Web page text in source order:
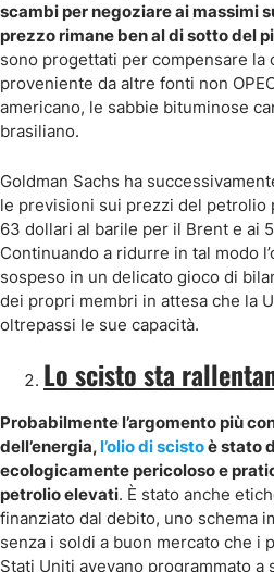
scambi per negoziare ai massimi
prezzo rimane ben al di sotto del
sono progettati per compensare
proveniente da altre fonti non
americano, le sabbie bituminose
brasiliano.
Goldman Sachs ha
le previsioni sui prezzi del petrolio
63 dollari al barile per il Brent e ai
Continuando a ridurre in tal modo
sospeso in un delicato gioco di
dei propri membri in attesa che la
oltrepassi le sue capacità.
Lo scisto sta
Probabilmente l’argomento più
dell’energia, l’olio di scistoè stato
ecologicamente pericoloso e
petrolio elevati. È stato anche
finanziato dal debito, uno schema
senza i soldi a buon mercato che i
Stati Uniti avevano programmato